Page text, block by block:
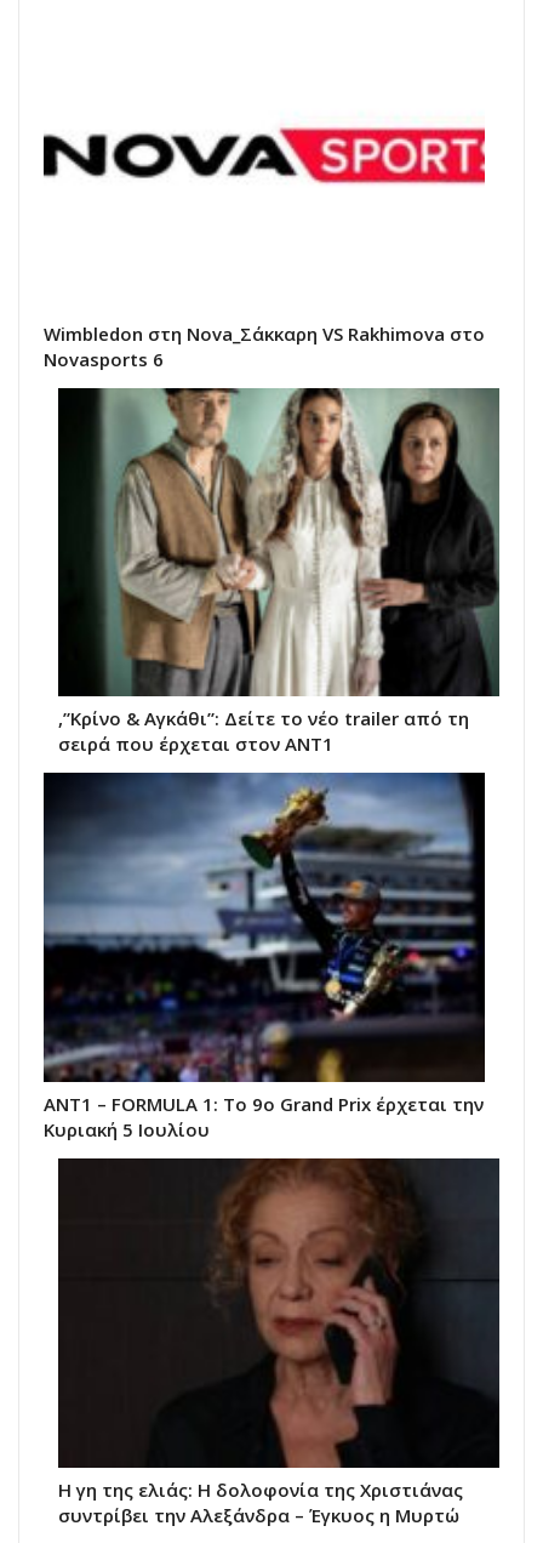
Wimbledon στη Nova_Σάκκαρη VS Rakhimova στο
Novasports 6
,”Κρίνο & Αγκάθι”: Δείτε το νέο trailer από τη
σειρά που έρχεται στον ΑΝΤ1
ΑΝΤ1 – FORMULA 1: Tο 9o Grand Prix έρχεται την
Κυριακή 5 Ιουλίου
Η γη της ελιάς: Η δολοφονία της Χριστιάνας
συντρίβει την Αλεξάνδρα – Έγκυος η Μυρτώ